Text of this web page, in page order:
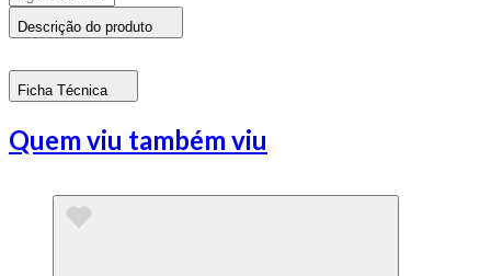
Descrição do produto
Ficha Técnica
Quem viu também viu